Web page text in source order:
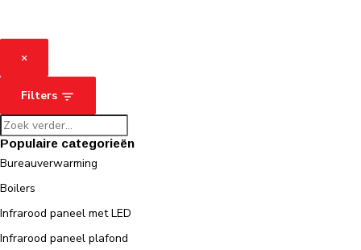
×
Filters
Populaire categorieën
Bureauverwarming
Boilers
Infrarood paneel met LED
Infrarood paneel plafond